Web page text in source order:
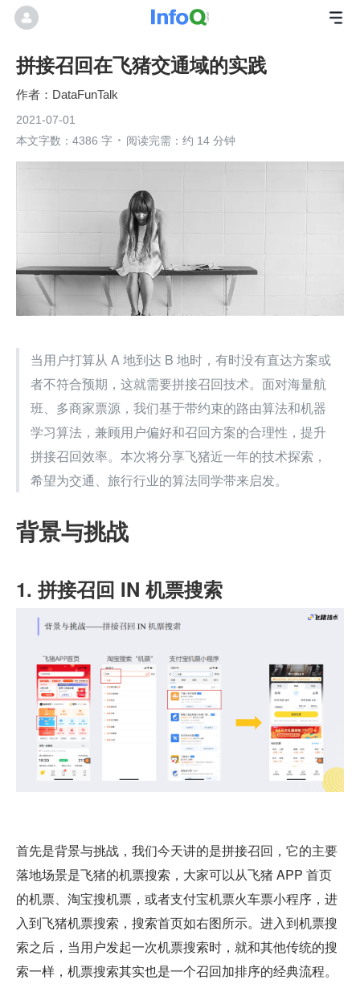
拼接召回在飞猪交通域的实践
DataFunTalk
2021-07-01
本文字数：4386 字
阅读完需：约 14 分钟
当用户打算从 A 地到达 B 地时，有时没有直达方案或
者不符合预期，这就需要拼接召回技术。面对海量航
班、多商家票源，我们基于带约束的路由算法和机器
学习算法，兼顾用户偏好和召回方案的合理性，提升
拼接召回效率。本次将分享飞猪近一年的技术探索，
希望为交通、旅行行业的算法同学带来启发。
背景与挑战
1. 拼接召回 IN 机票搜索
首先是背景与挑战，我们今天讲的是拼接召回，它的主要
落地场景是飞猪的机票搜索，大家可以从飞猪 APP 首页
的机票、淘宝搜机票，或者支付宝机票火车票小程序，进
入到飞猪机票搜索，搜索首页如右图所示。进入到机票搜
索之后，当用户发起一次机票搜索时，就和其他传统的搜
索一样，机票搜索其实也是一个召回加排序的经典流程。